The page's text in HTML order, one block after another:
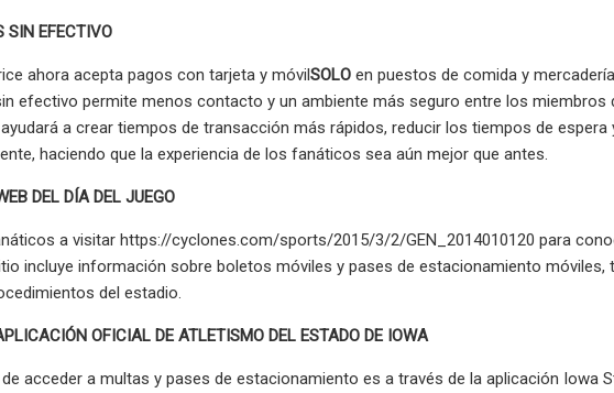
SIN EFECTIVO
ahora acepta pagos con tarjeta y móvilSOLO en puestos de comida y
efectivo permite menos contacto y un ambiente más seguro entre los
a crear tiempos de transacción más rápidos, reducir los tiempos de
haciendo que la experiencia de los fanáticos sea aún mejor que antes.
DEL DÍA DEL JUEGO
a visitar https://cyclones.com/sports/2015/3/2/GEN_2014010120 para
incluye información sobre boletos móviles y pases de estacionamiento
del estadio.
OFICIAL DE ATLETISMO DEL ESTADO DE IOWA
acceder a multas y pases de estacionamiento es a través de la aplicación Iowa